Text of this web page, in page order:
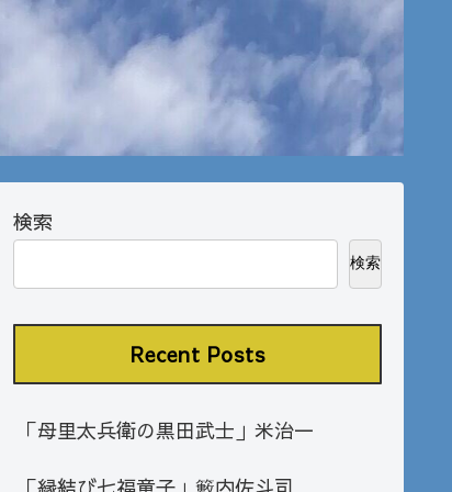
検索
検索
Recent Posts
「母里太兵衛の黒田武士」米治一